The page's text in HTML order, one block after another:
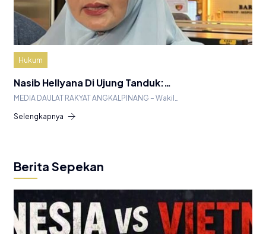
Hukum
Nasib Hellyana Di Ujung Tanduk:…
MEDIA DAULAT RAKYAT ANGKALPINANG – Wakil…
Selengkapnya
Berita Sepekan